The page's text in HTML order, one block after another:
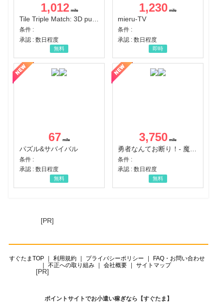
1,012
Tile Triple Match: 3D puzzle
条件 :
承認 : 数日程度
無料
1,230
mieru-TV
条件 :
承認 : 数日程度
即時
67
パズル&サバイバル
条件 :
承認 : 数日程度
無料
3,750
条件 :
承認 : 数日程度
無料
[PR]
すぐたまTOP 利用規約 プライバシーポリシー
FAQ・お問い合わせ
不正への取り組み
会社概要 サイトマップ
[PR]
ポイントサイトでお小遣い稼ぎなら【すぐたま】